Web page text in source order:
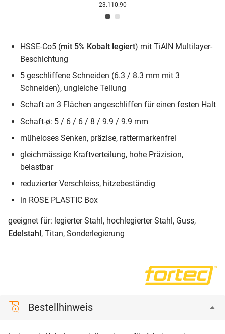
23.110.90
HSSE-Co5 (mit 5% Kobalt legiert) mit TiAlN Multilayer-
Beschichtung
5 geschliffene Schneiden (6.3 / 8.3 mm mit 3
Schneiden), ungleiche Teilung
Schaft an 3 Flächen angeschliffen für einen festen Halt
Schaft-ø: 5 / 6 / 6 / 8 / 9.9 / 9.9 mm
müheloses Senken, präzise, rattermarkenfrei
gleichmässige Kraftverteilung, hohe Präzision,
belastbar
reduzierter Verschleiss, hitzebeständig
in ROSE PLASTIC Box
geeignet für: legierter Stahl, hochlegierter Stahl, Guss,
Edelstahl, Titan, Sonderlegierung
Bestellhinweis